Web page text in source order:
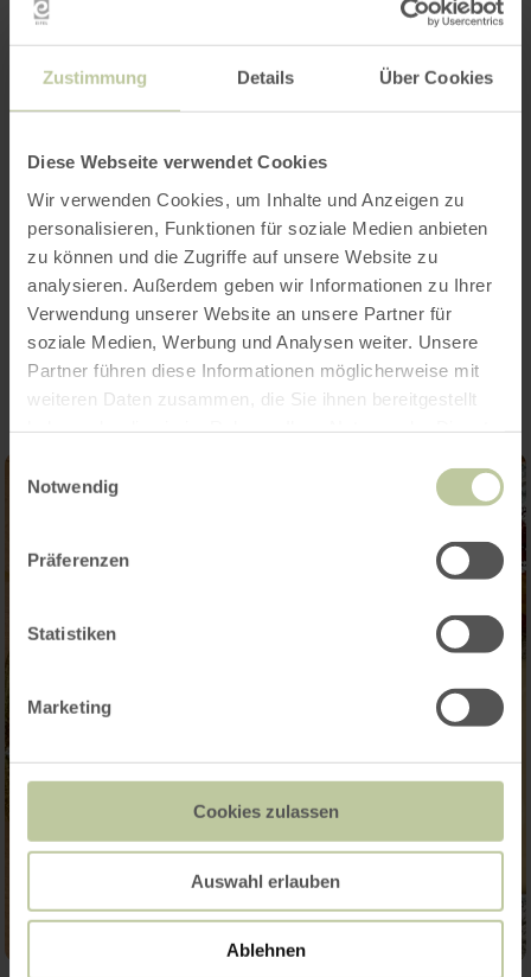
Zustimmung Details Über Cookies
Diese Webseite verwendet Cookies
Wir verwenden Cookies, um Inhalte und Anzeigen zu
personalisieren, Funktionen für soziale Medien anbieten
zu können und die Zugriffe auf unsere Website zu
analysieren. Außerdem geben wir Informationen zu Ihrer
Verwendung unserer Website an unsere Partner für
soziale Medien, Werbung und Analysen weiter. Unsere
Partner führen diese Informationen möglicherweise mit
weiteren Daten zusammen, die Sie ihnen bereitgestellt
Notwendig
Präferenzen
Statistiken
Marketing
Cookies zulassen
Auswahl erlauben
Ablehnen
Opening hours
Features / Special features
Categories
Impressions